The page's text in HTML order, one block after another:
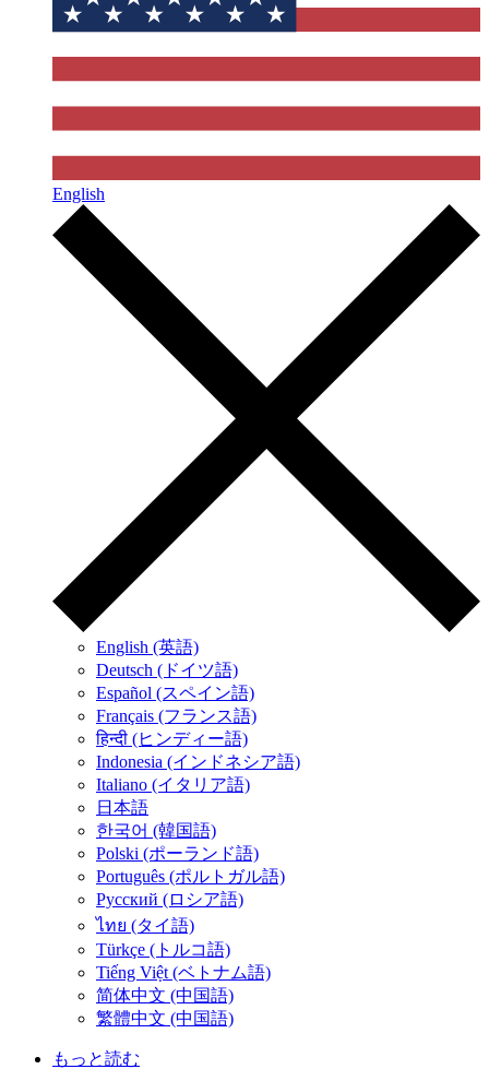
English
English (英語)
Deutsch (ドイツ語)
Español (スペイン語)
Français (フランス語)
हिन्दी (ヒンディー語)
Indonesia (インドネシア語)
Italiano (イタリア語)
日本語
한국어 (韓国語)
Polski (ポーランド語)
Português (ポルトガル語)
Русский (ロシア語)
ไทย (タイ語)
Türkçe (トルコ語)
Tiếng Việt (ベトナム語)
简体中文 (中国語)
繁體中文 (中国語)
もっと読む